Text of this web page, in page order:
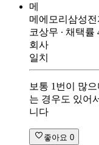
메
메에모리 삼성전
코상무 ∙ 채택률
회사
일치
보통 1번이 많
는 경우도 있어
니다
좋아요 0